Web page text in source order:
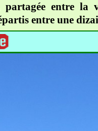
entre la
entre une